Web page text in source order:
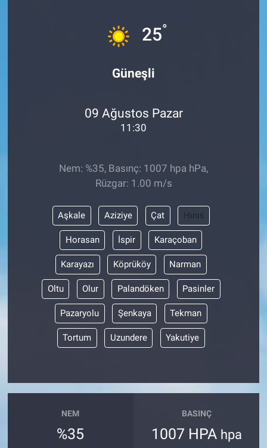
25°
Güneşli
09 Ağustos Pazar
11:30
Nem: %35, Basınç: 1007 hpa hPa,
Rüzgar: 1.00 m/s
Aşkale Aziziye Çat Hınıs
Horasan İspir Karaçoban
Karayazı Köprüköy Narman
Oltu Olur Palandöken Pasinler
Pazaryolu Şenkaya Tekman
Tortum Uzundere Yakutiye
NEM
%35
BASINÇ
1007 HPA hpa